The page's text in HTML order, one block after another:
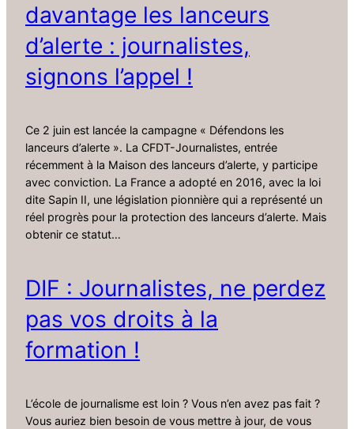
davantage les lanceurs
d’alerte : journalistes,
signons l’appel !
Ce 2 juin est lancée la campagne « Défendons les
lanceurs d’alerte ». La CFDT-Journalistes, entrée
récemment à la Maison des lanceurs d’alerte, y participe
avec conviction. La France a adopté en 2016, avec la loi
dite Sapin II, une législation pionnière qui a représenté un
réel progrès pour la protection des lanceurs d’alerte. Mais
obtenir ce statut…
DIF : Journalistes, ne perdez
pas vos droits à la
formation !
L’école de journalisme est loin ? Vous n’en avez pas fait ?
Vous auriez bien besoin de vous mettre à jour, de vous